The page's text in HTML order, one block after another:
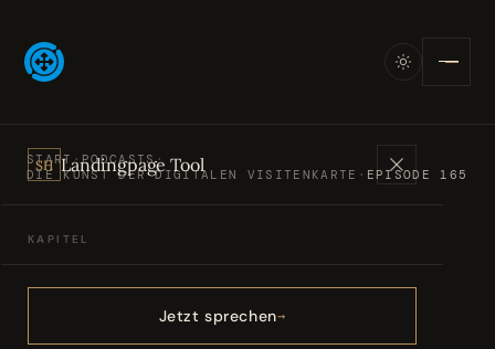
SH Landingpage Tool
KAPITEL
01 Angebote
Jetzt sprechen
START·PODCASTS·
DIE KUNST DER DIGITALEN VISITENKARTE · EPISODE 165